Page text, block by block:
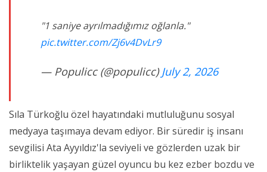
"1 saniye ayrılmadığımız oğlanla."
pic.twitter.com/Zj6v4DvLr9
— Populicc (@populicc)July 2, 2026
Sıla Türkoğlu özel hayatındaki mutluluğunu sosyal
medyaya taşımaya devam ediyor. Bir süredir iş insanı
sevgilisi Ata Ayyıldız'la seviyeli ve gözlerden uzak bir
birliktelik yaşayan güzel oyuncu bu kez ezber bozdu ve